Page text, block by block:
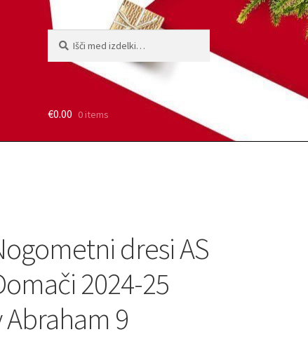
€0.00 0 items
dresi AS
2024-25
9